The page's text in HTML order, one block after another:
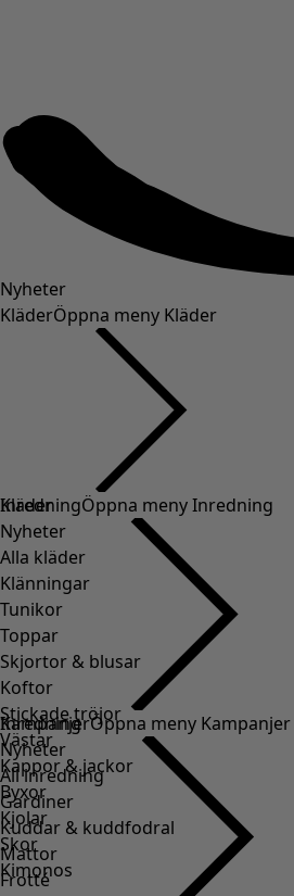
Nyheter
KläderÖppna meny Kläder
Kläder
Nyheter
Alla kläder
Klänningar
Tunikor
Toppar
Skjortor & blusar
Koftor
Stickade tröjor
Västar
Kappor & jackor
Byxor
Kjolar
Skor
Kimonos
InredningÖppna meny Inredning
Inredning
Nyheter
All inredning
Gardiner
Kuddar & kuddfodral
Mattor
Frotté
KampanjerÖppna meny Kampanjer